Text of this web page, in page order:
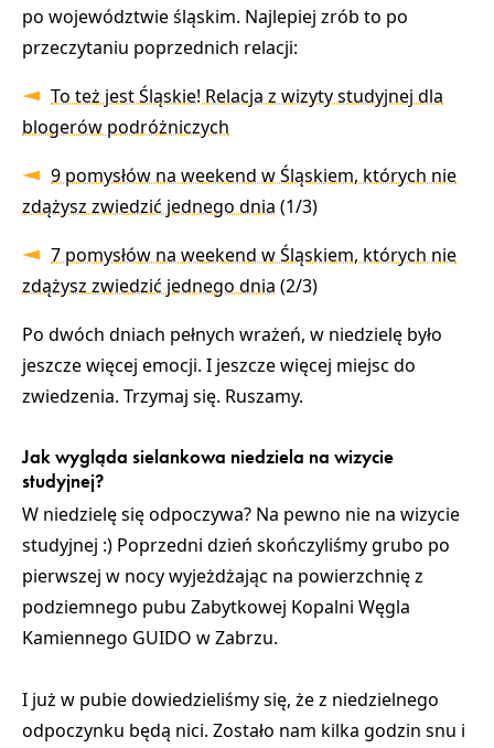
po województwie śląskim. Najlepiej zrób to po
przeczytaniu poprzednich relacji:
To też jest Śląskie! Relacja z wizyty studyjnej dla
blogerów podróżniczych
9 pomysłów na weekend w Śląskiem, których nie
zdążysz zwiedzić jednego dnia (1/3)
7 pomysłów na weekend w Śląskiem, których nie
zdążysz zwiedzić jednego dnia (2/3)
Po dwóch dniach pełnych wrażeń, w niedzielę było
jeszcze więcej emocji. I jeszcze więcej miejsc do
zwiedzenia. Trzymaj się. Ruszamy.
Jak wygląda sielankowa niedziela na wizycie
studyjnej?
W niedzielę się odpoczywa? Na pewno nie na wizycie
studyjnej :) Poprzedni dzień skończyliśmy grubo po
pierwszej w nocy wyjeżdżając na powierzchnię z
podziemnego pubu Zabytkowej Kopalni Węgla
Kamiennego GUIDO w Zabrzu.
I już w pubie dowiedzieliśmy się, że z niedzielnego
odpoczynku będą nici. Zostało nam kilka godzin snu i